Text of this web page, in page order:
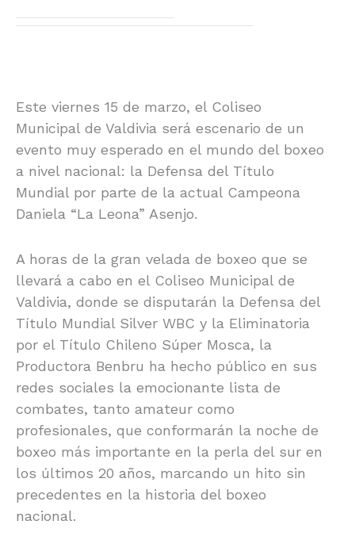
Este viernes 15 de marzo, el Coliseo
Municipal de Valdivia será escenario de un
evento muy esperado en el mundo del boxeo
a nivel nacional: la Defensa del Título
Mundial por parte de la actual Campeona
Daniela “La Leona” Asenjo.
A horas de la gran velada de boxeo que se
llevará a cabo en el Coliseo Municipal de
Valdivia, donde se disputarán la Defensa del
Título Mundial Silver WBC y la Eliminatoria
por el Título Chileno Súper Mosca, la
Productora Benbru ha hecho público en sus
redes sociales la emocionante lista de
combates, tanto amateur como
profesionales, que conformarán la noche de
boxeo más importante en la perla del sur en
los últimos 20 años, marcando un hito sin
precedentes en la historia del boxeo
nacional.